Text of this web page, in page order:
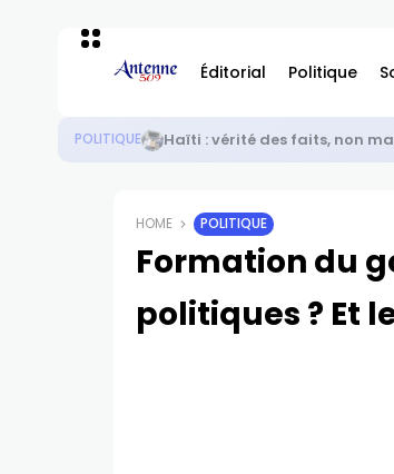
Éditorial Politique
POLITIQUE Haïti : sécurité – élections ou
HOME POLITIQUE
Formation du
politiques ? Et